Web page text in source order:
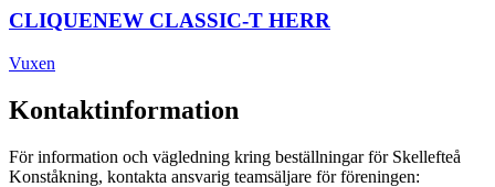
CLIQUENEW CLASSIC-T HERR
Vuxen
Kontaktinformation
För information och vägledning kring beställningar för Skellefteå
Konståkning, kontakta ansvarig teamsäljare för föreningen: